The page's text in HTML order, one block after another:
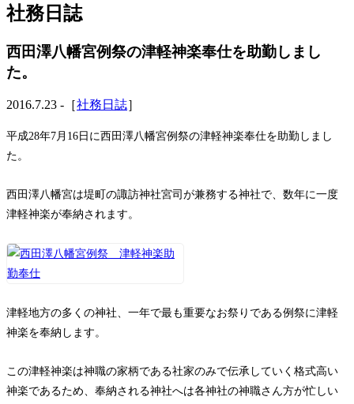
社務日誌
西田澤八幡宮例祭の津軽神楽奉仕を助勤しまし
た。
2016.7.23 -［社務日誌］
平成28年7月16日に西田澤八幡宮例祭の津軽神楽奉仕を助勤しまし
た。
西田澤八幡宮は堤町の諏訪神社宮司が兼務する神社で、数年に一度
津軽神楽が奉納されます。
津軽地方の多くの神社、一年で最も重要なお祭りである例祭に津軽
神楽を奉納します。
この津軽神楽は神職の家柄である社家のみで伝承していく格式高い
神楽であるため、奉納される神社へは各神社の神職さん方が忙しい